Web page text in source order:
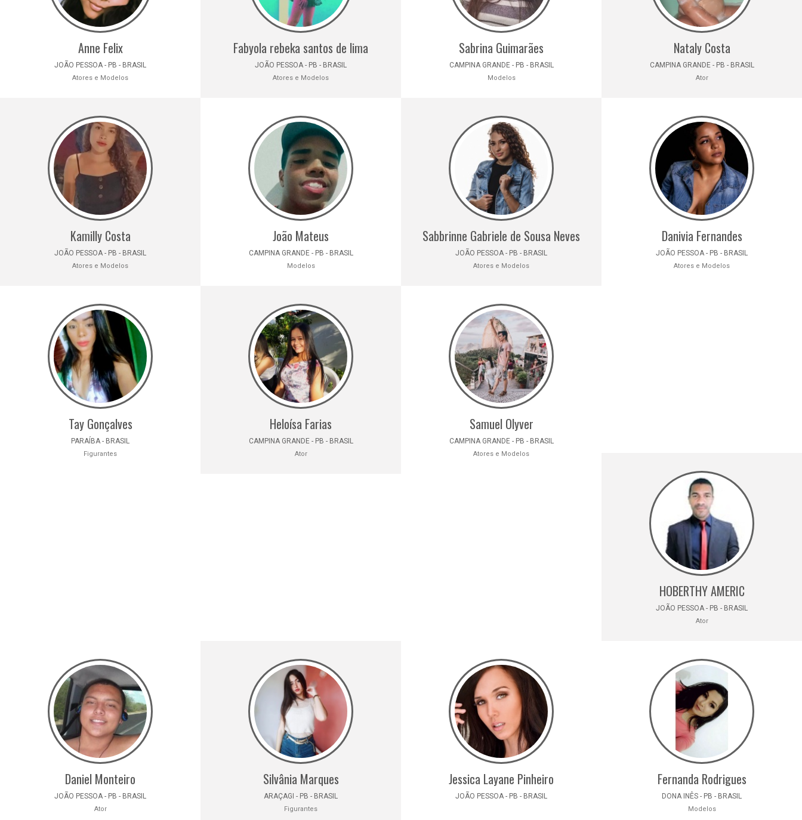
Anne Felix
JOÃO PESSOA - PB - BRASIL
Atores e Modelos
Fabyola rebeka santos de lima
JOÃO PESSOA - PB - BRASIL
Atores e Modelos
Sabrina Guimarães
CAMPINA GRANDE - PB - BRASIL
Modelos
Nataly Costa
CAMPINA GRANDE - PB - BRASIL
Ator
Kamilly Costa
JOÃO PESSOA - PB - BRASIL
Atores e Modelos
João Mateus
CAMPINA GRANDE - PB - BRASIL
Modelos
Sabbrinne Gabriele de Sousa Neves
JOÃO PESSOA - PB - BRASIL
Atores e Modelos
Danivia Fernandes
JOÃO PESSOA - PB - BRASIL
Atores e Modelos
Tay Gonçalves
PARAÍBA - BRASIL
Figurantes
Heloísa Farias
CAMPINA GRANDE - PB - BRASIL
Ator
Samuel Olyver
CAMPINA GRANDE - PB - BRASIL
Atores e Modelos
HOBERTHY AMERIC
JOÃO PESSOA - PB - BRASIL
Ator
Daniel Monteiro
JOÃO PESSOA - PB - BRASIL
Ator
Silvânia Marques
ARAÇAGI - PB - BRASIL
Figurantes
Jessica Layane Pinheiro
JOÃO PESSOA - PB - BRASIL
Fernanda Rodrigues
DONA INÊS - PB - BRASIL
Modelos